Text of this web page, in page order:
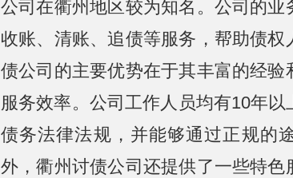
公司在衢州地区较为知名。公司的业
收账、清账、追债等服务，帮助债
债公司的主要优势在于其丰富的经验
服务效率。公司工作人员均有10年
债务法律法规，并能够通过正规的
外，衢州讨债公司还提供了一些特色